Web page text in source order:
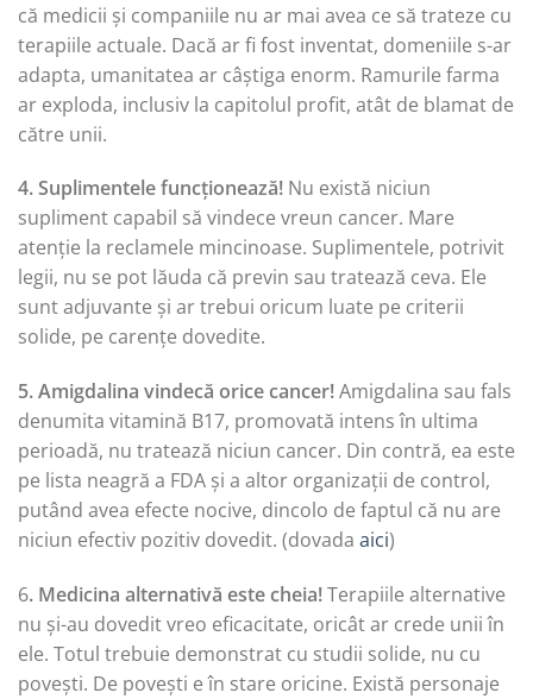
că medicii și companiile nu ar mai avea ce să trateze cu
terapiile actuale. Dacă ar fi fost inventat, domeniile s-ar
adapta, umanitatea ar câștiga enorm. Ramurile farma
ar exploda, inclusiv la capitolul profit, atât de blamat de
către unii.
4. Suplimentele funcționează! Nu există niciun
supliment capabil să vindece vreun cancer. Mare
atenție la reclamele mincinoase. Suplimentele, potrivit
legii, nu se pot lăuda că previn sau tratează ceva. Ele
sunt adjuvante și ar trebui oricum luate pe criterii
solide, pe carențe dovedite.
5. Amigdalina vindecă orice cancer!Amigdalina sau fals
denumita vitamină B17, promovată intens în ultima
perioadă, nu tratează niciun cancer. Din contră, ea este
pe lista neagră a FDA și a altor organizații de control,
putând avea efecte nocive, dincolo de faptul că nu are
niciun efectiv pozitiv dovedit. (dovada aici)
6. Medicina alternativă este cheia!Terapiile alternative
nu și-au dovedit vreo eficacitate, oricât ar crede unii în
ele. Totul trebuie demonstrat cu studii solide, nu cu
povești. De povești e în stare oricine. Există personaje